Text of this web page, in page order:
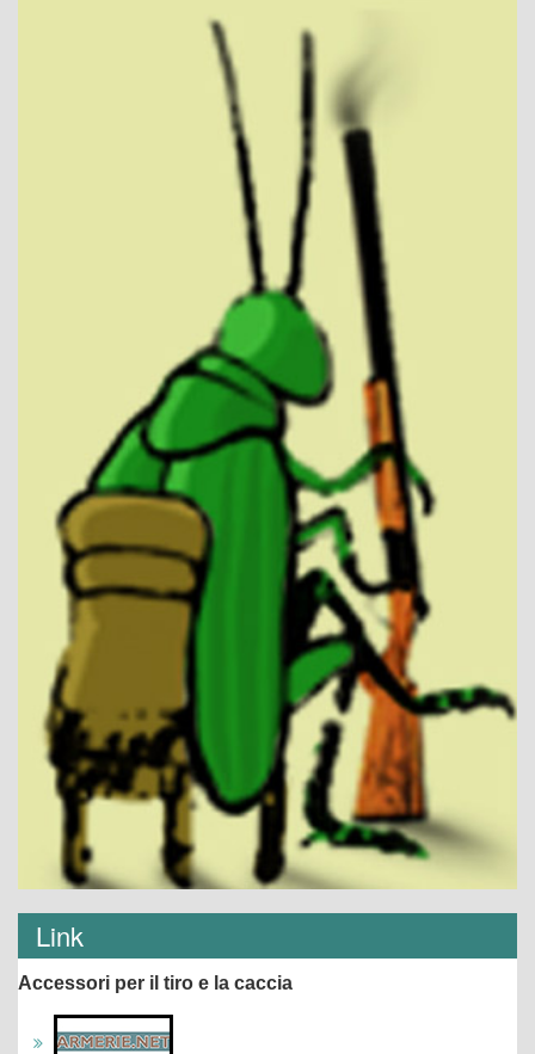
Link
Accessori per il tiro e la caccia